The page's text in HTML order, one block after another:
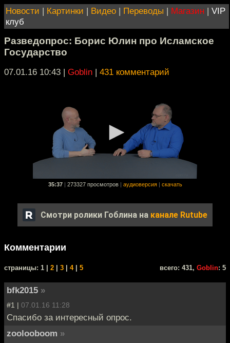
Новости | Картинки | Видео | Переводы | Магазин | VIP
клуб
Разведопрос: Борис Юлин про Исламское
Государство
07.01.16 10:43 | Goblin | 431 комментарий
35:37 273327 просмотров аудиоверсия скачать
Смотри ролики Гоблина на канале Rutube
Комментарии
cтраницы: 1 | 2 3 4| 5 всего: 431, Goblin: 5
bfk2015 »
#1 | 07.01.16 11:28
Спасибо за интересный опрос.
zoolooboom »